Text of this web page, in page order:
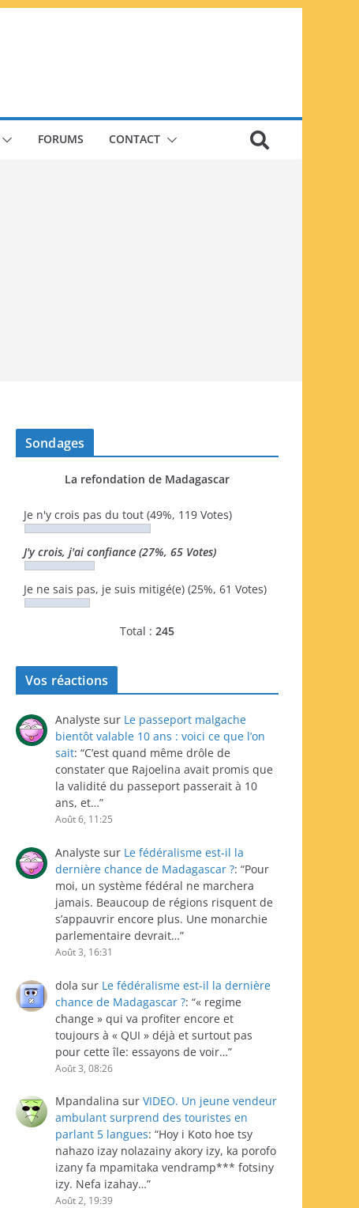
FORUMS CONTACT
Sondages
La refondation de Madagascar
Je n'y crois pas du tout (49%, 119 Votes)
J'y crois, j'ai confiance (27%, 65 Votes)
Je ne sais pas, je suis mitigé(e) (25%, 61 Votes)
Total : 245
Vos réactions
Analyste sur Le passeport malgache
bientôt valable 10 ans : voici ce que l’on
sait: “C’est quand même drôle de
constater que Rajoelina avait promis que
la validité du passeport passerait à 10
ans, et…”
Août 6, 11:25
Analyste sur Le fédéralisme est-il la
dernière chance de Madagascar ?: “Pour
moi, un système fédéral ne marchera
jamais. Beaucoup de régions risquent de
s’appauvrir encore plus. Une monarchie
parlementaire devrait…”
Août 3, 16:31
dola sur Le fédéralisme est-il la dernière
chance de Madagascar ?: “« regime
change » qui va profiter encore et
toujours à « QUI » déjà et surtout pas
pour cette île: essayons de voir…”
Août 3, 08:26
Mpandalina sur VIDEO. Un jeune vendeur
ambulant surprend des touristes en
parlant 5 langues: “Hoy i Koto hoe tsy
nahazo izay nolazainy akory izy, ka porofo
izany fa mpamitaka vendramp*** fotsiny
izy. Nefa izahay…”
Août 2, 19:39